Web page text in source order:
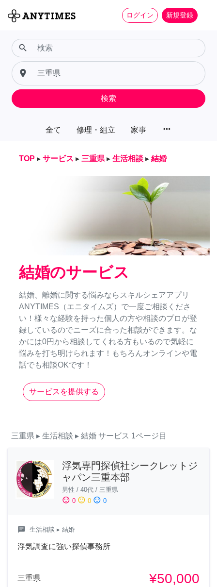
ログイン 新規登録
全て 修理・組立 家事 more_horiz
search
place
検索
TOP ▸ サービス ▸ 三重県 ▸ 生活相談 ▸ 結婚
結婚のサービス
結婚、離婚に関する悩みならスキルシェアアプリ
ANYTIMES（エニタイムズ）で一度ご相談くださ
い！様々な経験を持った個人の方や相談のプロが登
録しているのでニーズに合った相談ができます。な
かには0円から相談してくれる方もいるので気軽に
悩みを打ち明けられます！もちろんオンラインや電
話でも相談OKです！
サービスを提供する
三重県 ▸ 生活相談 ▸ 結婚 サービス 1ページ目
浮気専門探偵社シークレットジ
ャパン三重本部
男性 / 40代 / 三重県
sentiment_satisfied 0 sentiment_neutral 0 sentiment_dissatisfied 0
chat 生活相談 ▸ 結婚
浮気調査に強い探偵事務所
三重県 ¥50,000